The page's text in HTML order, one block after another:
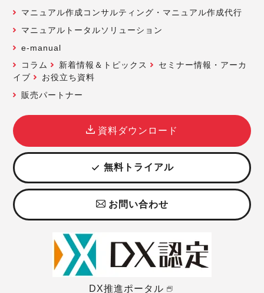
マニュアル作成コンサルティング・マニュアル作成代行
マニュアルトータルソリューション
e-manual
コラム
新着情報＆トピックス
セミナー情報・アーカ
イブ
お役立ち資料
販売パートナー
資料ダウンロード
無料トライアル
お問い合わせ
DX推進ポータル